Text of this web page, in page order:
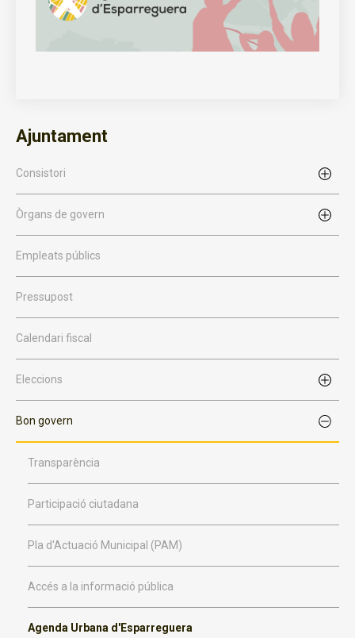
Ajuntament
Consistori
Òrgans de govern
Empleats públics
Pressupost
Calendari fiscal
Eleccions
Bon govern
Transparència
Participació ciutadana
Pla d'Actuació Municipal (PAM)
Accés a la informació pública
Agenda Urbana d'Esparreguera